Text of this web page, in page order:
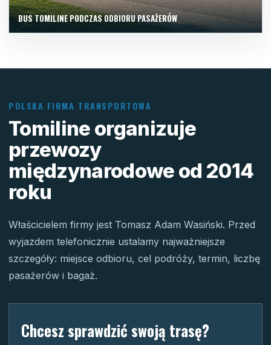
BUS TOMILINE PODCZAS ODBIORU PASAŻERÓW
POLSKA FIRMA TRANSPORTOWA
Tomiline organizuje
przewozy
międzynarodowe od 2014
roku
Właścicielem firmy jest Tomasz Adam Wasiński. Przed
wyjazdem telefonicznie ustalamy najważniejsze
szczegóły: miejsce odbioru, cel podróży, termin, liczbę
pasażerów i bagaż.
Chcesz sprawdzić swoją trasę?